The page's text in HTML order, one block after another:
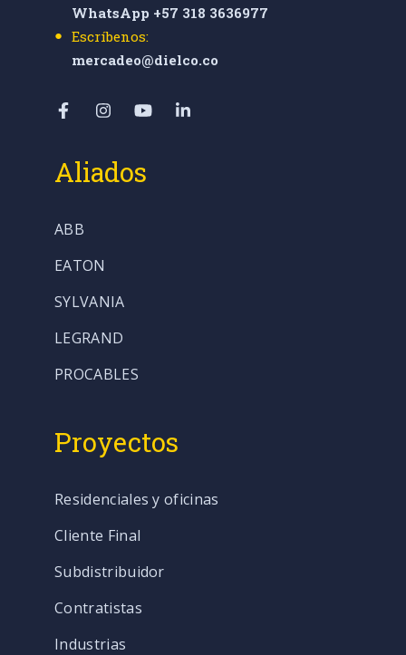
WhatsApp +57 318 3636977
Escríbenos:
mercadeo@dielco.co
Aliados
ABB
EATON
SYLVANIA
LEGRAND
PROCABLES
Proyectos
Residenciales y oficinas
Cliente Final
Subdistribuidor
Contratistas
Industrias